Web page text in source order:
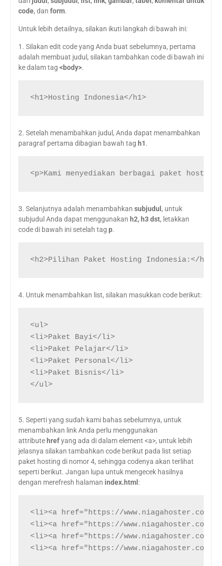
code, dan form.
Untuk lebih detailnya, silakan ikuti langkah di bawah ini:
1. Silakan edit code yang Anda buat sebelumnya, pertama
adalah membuat judul, silakan tambahkan code di bawah ini
ke dalam tag <body>.
<h1>Hosting Indonesia</h1>
2. Setelah menambahkan judul, Anda dapat menambahkan
paragraf pertama dibagian bawah tag h1.
<p>Kami menyediakan berbagai paket
3. Selanjutnya adalah menambahkan subjudul , untuk
subjudul Anda dapat menggunakan h2, h3 dst, letakkan
code di bawah ini setelah tag p.
<h2>Pilihan Paket Hosting Indonesia:</h2>
4. Untuk menambahkan list, silakan masukkan code berikut:
<ul>
<li>Paket Bayi</li>
<li>Paket Pelajar</li>
<li>Paket Personal</li>
<li>Paket Bisnis</li>
</ul>
5. Seperti yang sudah kami bahas sebelumnya, untuk
menambahkan link Anda perlu menggunakan
attribute hrefyang ada di dalam element <a>, untuk lebih
jelasnya silakan tambahkan code berikut pada list setiap
paket hosting di nomor 4, sehingga codenya akan terlihat
seperti berikut. Jangan lupa untuk mengecek hasilnya
dengan merefresh halaman index.html :
<li><a href="https://
<li><a href="https://
<li><a href="https://
<li><a href="https://